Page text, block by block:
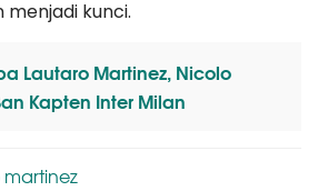
menjadi kunci.
Lautaro Martinez, Nicolo
Kapten Inter Milan